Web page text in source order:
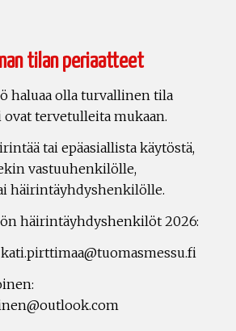
tilan periaatteet
haluaa olla turvallinen tila
tervetulleita mukaan.
tai epäasiallista käytöstä,
vastuuhenkilölle,
häirintäyhdyshenkilölle.
häirintäyhdyshenkilöt 2026: